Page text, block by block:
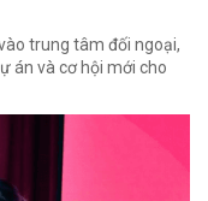
trung tâm đối ngoại,
án và cơ hội mới cho